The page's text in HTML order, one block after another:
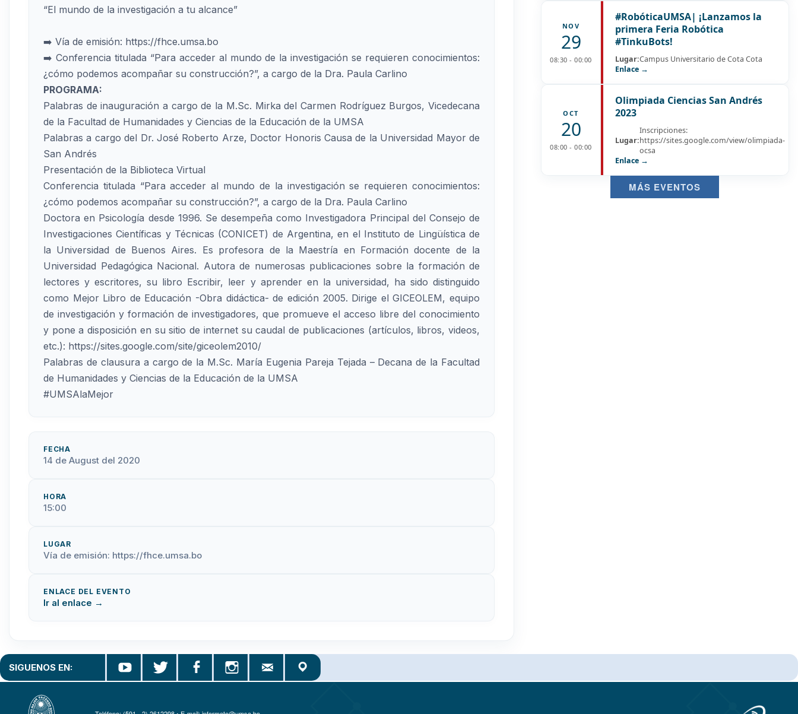
“El mundo de la investigación a tu alcance”
➡️ Vía de emisión: https://fhce.umsa.bo
➡️ Conferencia titulada “Para acceder al mundo de la investigación se requieren conocimientos:
¿cómo podemos acompañar su construcción?”, a cargo de la Dra. Paula Carlino
PROGRAMA:
Palabras de inauguración a cargo de la M.Sc. Mirka del Carmen Rodríguez Burgos, Vicedecana
de la Facultad de Humanidades y Ciencias de la Educación de la UMSA
Palabras a cargo del Dr. José Roberto Arze, Doctor Honoris Causa de la Universidad Mayor de
San Andrés
Presentación de la Biblioteca Virtual
Conferencia titulada “Para acceder al mundo de la investigación se requieren conocimientos:
¿cómo podemos acompañar su construcción?”, a cargo de la Dra. Paula Carlino
Doctora en Psicología desde 1996. Se desempeña como Investigadora Principal del Consejo de
Investigaciones Científicas y Técnicas (CONICET) de Argentina, en el Instituto de Lingüística de
la Universidad de Buenos Aires. Es profesora de la Maestría en Formación docente de la
Universidad Pedagógica Nacional. Autora de numerosas publicaciones sobre la formación de
lectores y escritores, su libro Escribir, leer y aprender en la universidad, ha sido distinguido
como Mejor Libro de Educación -Obra didáctica- de edición 2005. Dirige el GICEOLEM, equipo
de investigación y formación de investigadores, que promueve el acceso libre del conocimiento
y pone a disposición en su sitio de internet su caudal de publicaciones (artículos, libros, videos,
etc.): https://sites.google.com/site/giceolem2010/
Palabras de clausura a cargo de la M.Sc. María Eugenia Pareja Tejada – Decana de la Facultad
de Humanidades y Ciencias de la Educación de la UMSA
#UMSAlaMejor
FECHA
14 de August del 2020
HORA
15:00
LUGAR
Vía de emisión: https://fhce.umsa.bo
ENLACE DEL EVENTO
Ir al enlace →
NOV
29
08:30 - 00:00
#RobóticaUMSA| ¡Lanzamos la
primera Feria Robótica
#TinkuBots!
Lugar:Campus Universitario de Cota Cota
Enlace →
OCT
20
08:00 - 00:00
Olimpiada Ciencias San Andrés
2023
Lugar:
Inscripciones:
https://sites.google.com/view/olimpiada-
ocsa
Enlace →
MÁS EVENTOS
SIGUENOS EN: